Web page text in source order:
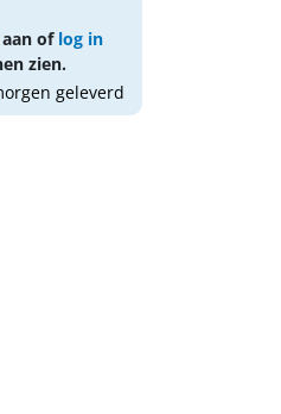
aan of log in
zien.
geleverd